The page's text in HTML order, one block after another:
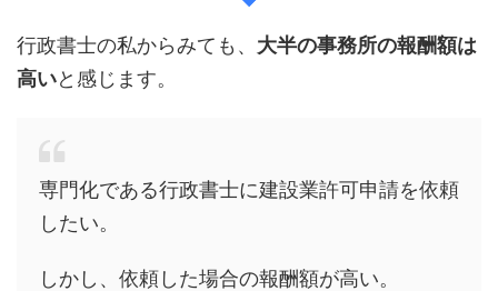
行政書士の私からみても、 大半の事務所の報酬額は
高いと感じます。
専門化である行政書士に建設業許可申請を依頼
したい。
しかし、依頼した場合の報酬額が高い。